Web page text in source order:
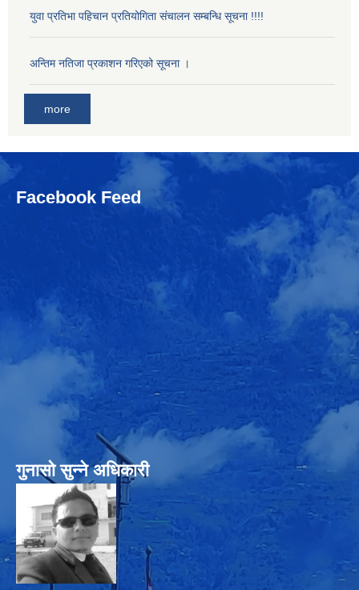
युवा प्रतिभा पहिचान प्रतियोगिता संचालन सम्बन्धि सूचना !!!!
अन्तिम नतिजा प्रकाशन गरिएको सूचना ।
more
Facebook Feed
गुनासो सुन्‍ने अधिकारी